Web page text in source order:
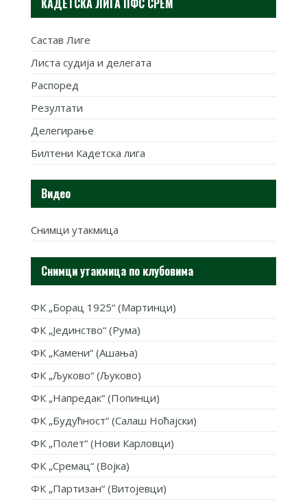
Састав Лиге
Листа судија и делегата
Распоред
Резултати
Делегирање
Билтени Кадетска лига
Видео
Снимци утакмица
Снимци утакмица по клубовима
ФК „Борац 1925“ (Мартинци)
ФК „Јединство“ (Рума)
ФК „Камени“ (Ашања)
ФК „Љуково“ (Љуково)
ФК „Напредак“ (Попинци)
ФК „Будућност“ (Салаш Ноћајски)
ФК „Полет“ (Нови Карловци)
ФК „Сремац“ (Војка)
ФК „Партизан“ (Витојевци)